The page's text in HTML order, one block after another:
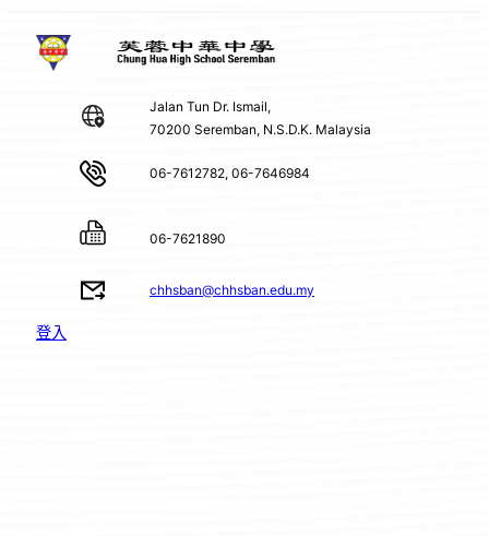
Jalan Tun Dr. Ismail,
70200 Seremban, N.S.D.K. Malaysia
06-7612782, 06-7646984
06-7621890
chhsban@chhsban.edu.my
登入